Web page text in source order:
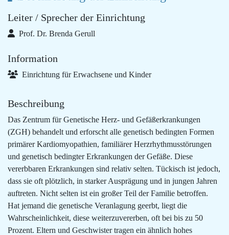
Leiter / Sprecher der Einrichtung
Prof. Dr. Brenda Gerull
Information
Einrichtung für Erwachsene und Kinder
Beschreibung
Das Zentrum für Genetische Herz- und Gefäßerkrankungen
(ZGH) behandelt und erforscht alle genetisch bedingten Formen
primärer Kardiomyopathien, familiärer Herzrhythmusstörungen
und genetisch bedingter Erkrankungen der Gefäße. Diese
vererbbaren Erkrankungen sind relativ selten. Tückisch ist jedoch,
dass sie oft plötzlich, in starker Ausprägung und in jungen Jahren
auftreten. Nicht selten ist ein großer Teil der Familie betroffen.
Hat jemand die genetische Veranlagung geerbt, liegt die
Wahrscheinlichkeit, diese weiterzuvererben, oft bei bis zu 50
Prozent. Eltern und Geschwister tragen ein ähnlich hohes